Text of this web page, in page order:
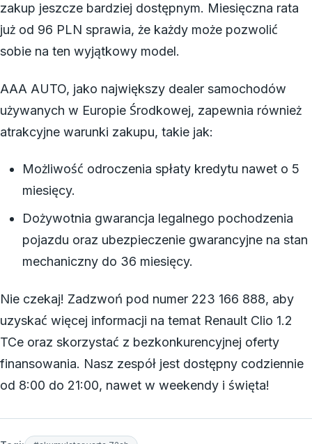
zakup jeszcze bardziej dostępnym. Miesięczna rata
już od 96 PLN sprawia, że każdy może pozwolić
sobie na ten wyjątkowy model.
AAA AUTO, jako największy dealer samochodów
używanych w Europie Środkowej, zapewnia również
atrakcyjne warunki zakupu, takie jak:
Możliwość odroczenia spłaty kredytu nawet o 5
miesięcy.
Dożywotnia gwarancja legalnego pochodzenia
pojazdu oraz ubezpieczenie gwarancyjne na stan
mechaniczny do 36 miesięcy.
Nie czekaj! Zadzwoń pod numer 223 166 888, aby
uzyskać więcej informacji na temat Renault Clio 1.2
TCe oraz skorzystać z bezkonkurencyjnej oferty
finansowania. Nasz zespół jest dostępny codziennie
od 8:00 do 21:00, nawet w weekendy i święta!